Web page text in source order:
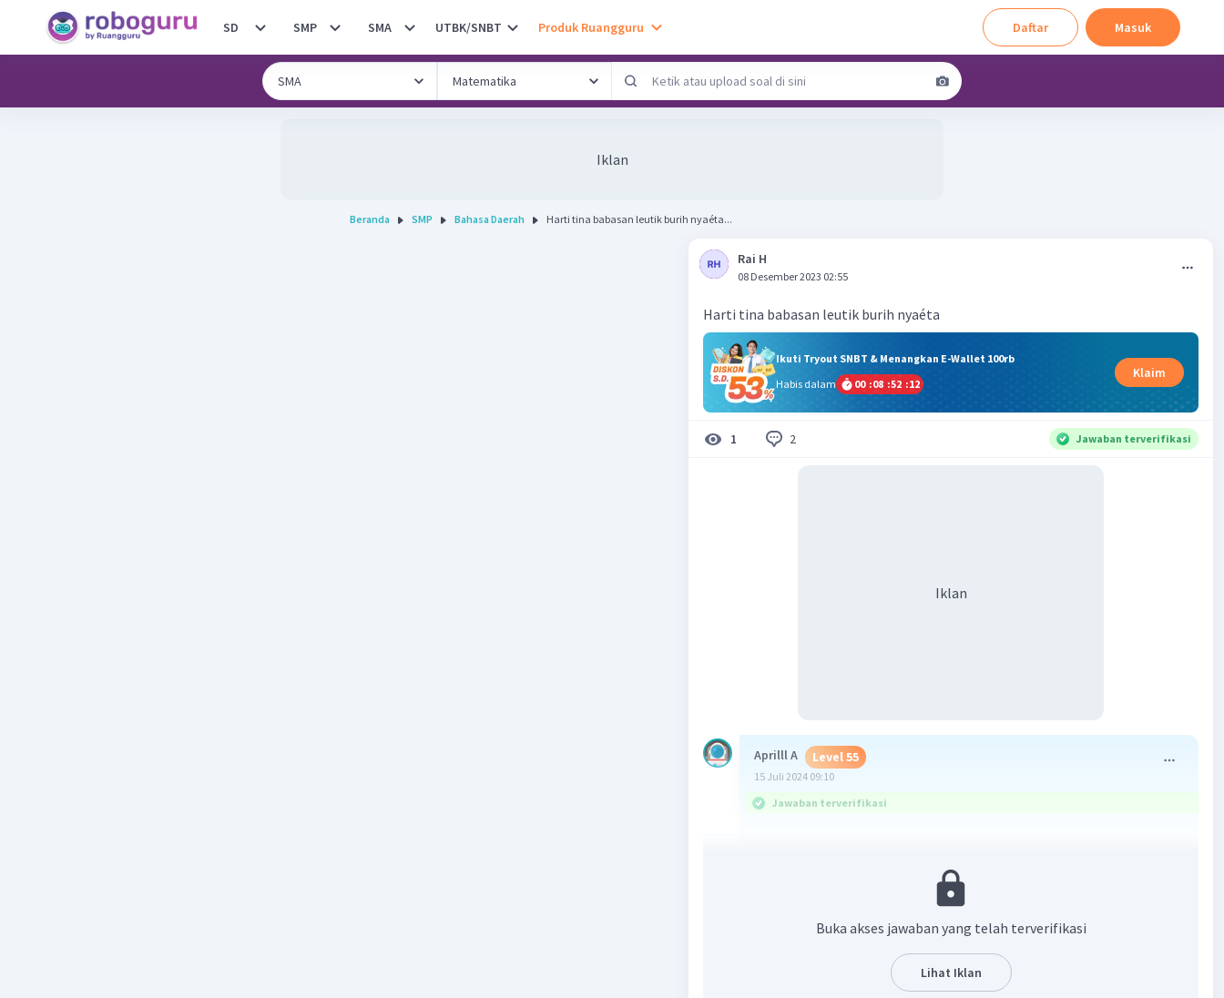
SD SMP SMA UTBK/SNBT Produk Ruangguru Daftar Masuk
Iklan
Beranda SMP Bahasa Daerah Harti tina babasan leutik burih nyaéta...
Rai H
08 Desember 2023 02:55
Harti tina babasan leutik burih nyaéta
Ikuti Tryout SNBT & Menangkan E-Wallet 100rb
Habis dalam
00 :08 :52 :11
Klaim
1 2 Jawaban terverifikasi
Iklan
Aprilll A Level 55
15 Juli 2024 09:10
Jawaban terverifikasi
Balas
Buka akses jawaban yang telah terverifikasi
Lihat Iklan